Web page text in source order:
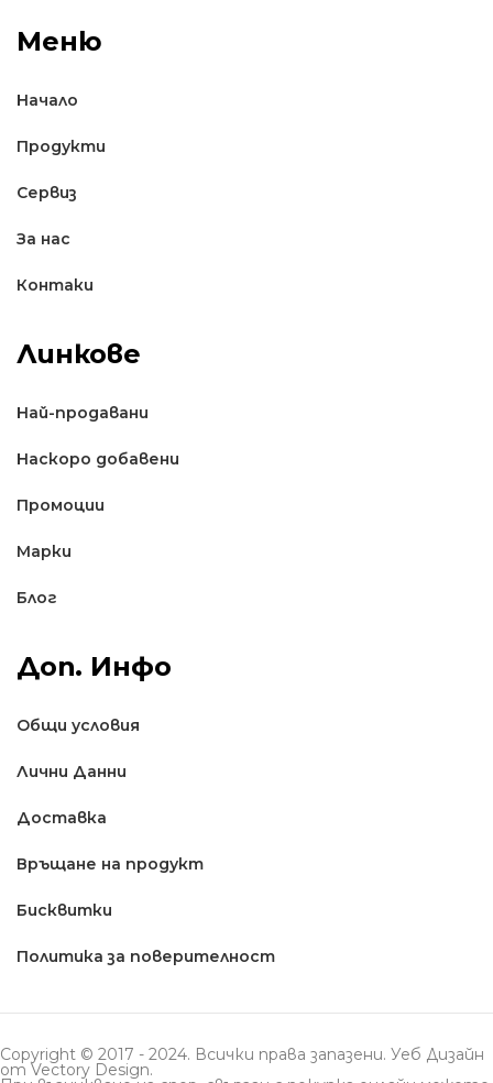
Меню
Начало
Продукти
Сервиз
За нас
Контаки
Линкове
Най-продавани
Наскоро добавени
Промоции
Марки
Блог
Доп. Инфо
Общи условия
Лични Данни
Доставкa
Връщане на продукт
Бисквитки
Политика за поверителност
Copyright © 2017 - 2024. Всички права запазени. Уеб Дизайн
от Vectory Design.